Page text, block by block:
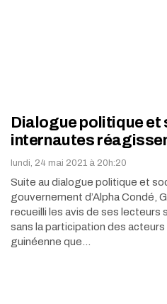
Dialogue politique et
internautes
lundi, 24 mai 2021 à 20h:20
Suite au dialogue politique et
gouvernement d’Alpha Condé,
recueilli les avis de ses lecteurs
sans la participation des
guinéenne que…